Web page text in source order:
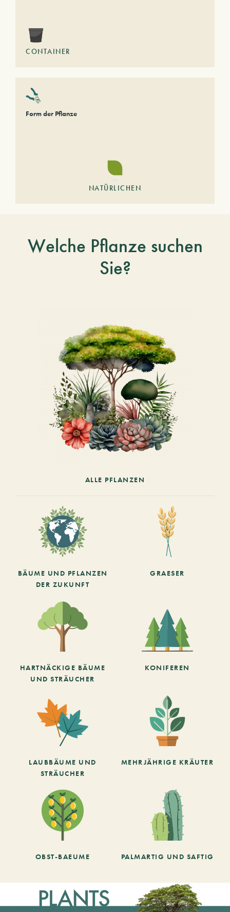
CONTAINER
Form der Pflanze
NATÜRLICHEN
Welche Pflanze suchen
Sie?
ALLE PFLANZEN
BÄUME UND PFLANZEN
DER ZUKUNFT
GRAESER
HARTNÄCKIGE BÄUME
UND STRÄUCHER
KONIFEREN
LAUBBÄUME UND
STRÄUCHER
MEHRJÄHRIGE KRÄUTER
OBST-BAEUME PALMARTIG UND SAFTIG